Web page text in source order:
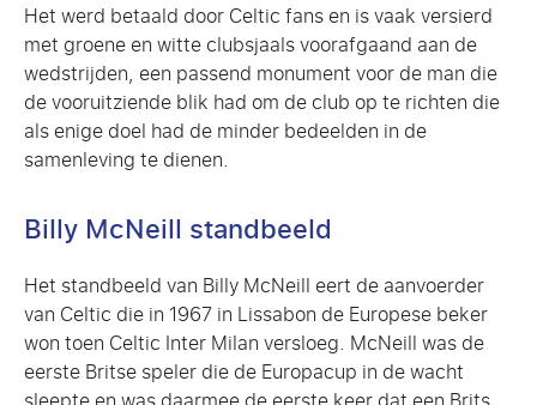
Het werd betaald door Celtic fans en is vaak versierd
met groene en witte clubsjaals voorafgaand aan de
wedstrijden, een passend monument voor de man die
de vooruitziende blik had om de club op te richten die
als enige doel had de minder bedeelden in de
samenleving te dienen.
Billy McNeill standbeeld
Het standbeeld van Billy McNeill eert de aanvoerder
van Celtic die in 1967 in Lissabon de Europese beker
won toen Celtic Inter Milan versloeg. McNeill was de
eerste Britse speler die de Europacup in de wacht